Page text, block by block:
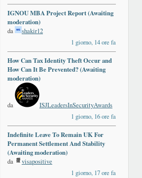
IGNOU MBA Project Report (Awaiting
moderation)
da
shakir12
1 giorno, 14 ore fa
How Can Tax Identity Theft Occur and
How Can It Be Prevented? (Awaiting
moderation)
da
ISJLeadersInSecurityAwards
1 giorno, 16 ore fa
Indefinite Leave To Remain UK For
Permanent Settlement And Stability
(Awaiting moderation)
da
visapositive
1 giorno, 17 ore fa